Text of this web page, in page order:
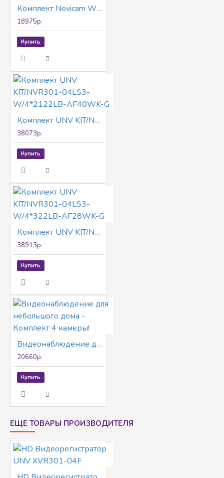
Комплект Novicam WIFI KIT 1204
18975р.
Купить
Комплект UNV KIT/NVR301-04LS3-W/4*2122LB-AF40WK-G
38073р.
Купить
Комплект UNV KIT/NVR301-04LS3-W/4*322LB-AF28WK-G
38913р.
Купить
Видеонаблюдение для небольшого дома - Комплект 4 камеры!
20660р.
Купить
ЕЩЕ ТОВАРЫ ПРОИЗВОДИТЕЛЯ